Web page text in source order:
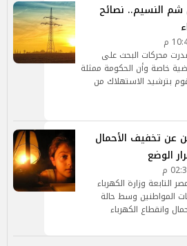
النسيم.. نصائح
محركات البحث على
خاصة وأن الحكومة ممثلة
بترشيد الاستهلاك من
عن تخفيف الأحمال
الوضع
التابعة وزارة الكهرباء
المواطنين وسط حالة
وانقطاع الكهرباء